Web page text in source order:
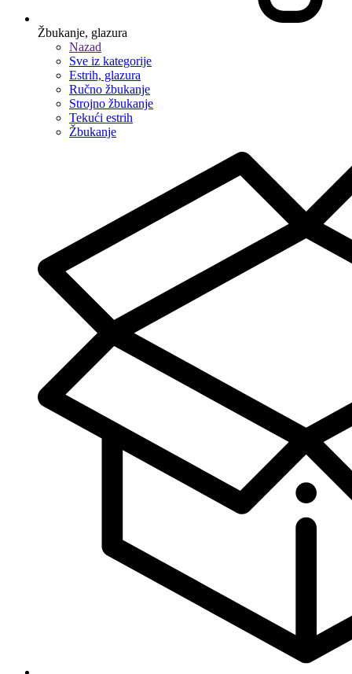
Žbukanje, glazura
Nazad
Sve iz kategorije
Estrih, glazura
Ručno žbukanje
Strojno žbukanje
Tekući estrih
Žbukanje